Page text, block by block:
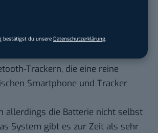
bestätigst du unsere Datenschutzerklärung
mehr als eine halbe Millionen
Das ist ein Vorteil
Trackern, die eine reine
Smartphone und Tracker
allerdings die Batterie nicht selbst
System gibt es zur Zeit als sehr